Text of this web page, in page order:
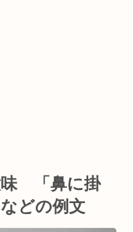
味 「鼻に掛
どの例文